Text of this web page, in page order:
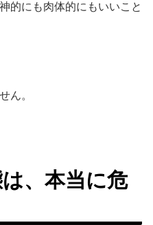
的にも肉体的にもいいこと
ん。
、本当に危